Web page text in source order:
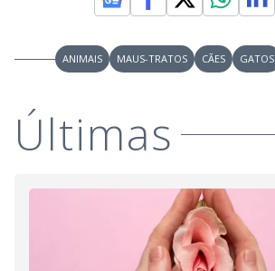
ANIMAIS MAUS-TRATOS CÃES GATOS
Últimas